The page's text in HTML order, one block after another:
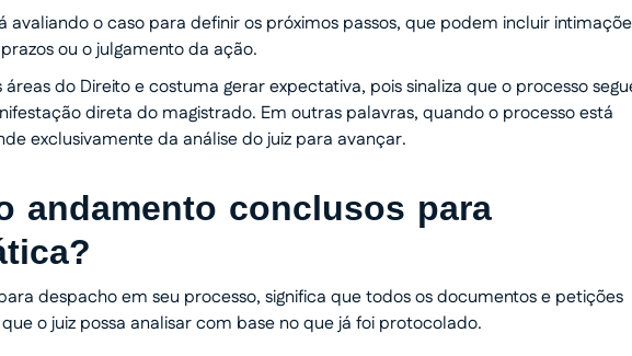
avaliando o caso para definir os próximos passos, que podem incluir
ou o julgamento da ação.
do Direito e costuma gerar expectativa, pois sinaliza que o processo
direta do magistrado. Em outras palavras, quando o processo está
exclusivamente da análise do juiz para avançar.
andamento conclusos para
despacho em seu processo, significa que todos os documentos e petições
o juiz possa analisar com base no que já foi protocolado.